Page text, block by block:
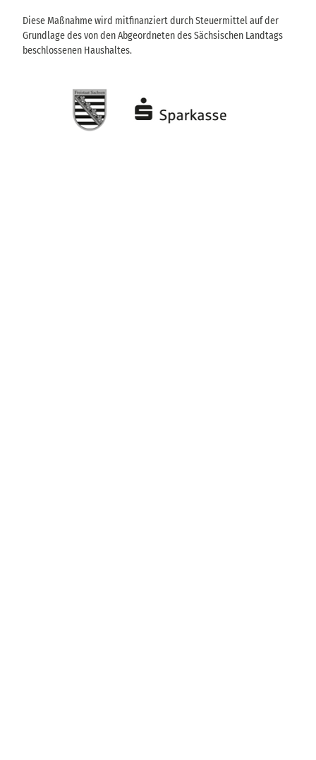
Diese Maßnahme wird mitfinanziert durch Steuermittel auf der
Grundlage des von den Abgeordneten des Sächsischen Landtags
beschlossenen Haushaltes.